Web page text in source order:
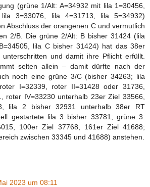
(grüne 1/Alt: A=34932 mit lila 1=30456,
3=33076, lila 4=31713, lila 5=34932)
Abschluss der orangenen C und vermutlich
2/B. Die grüne 2/Alt: B bisher 31424 (lila
lila C bisher 31424) hat das 38er
und damit ihre Pflicht erfüllt.
selten allein – damit dürfte nach der
noch eine grüne 3/C (bisher 34263; lila
I=32339, roter II=31428 oder 31736,
roter IV=33230 unterhalb 23er Ziel 33566,
lila 2 bisher 32931 unterhalb 38er RT
gestartete lila 3 bisher 33781; grüne 3:
100er Ziel 37768, 161er Ziel 41688;
zwischen 33345 und 41688) anstehen.
2023 um 08:11